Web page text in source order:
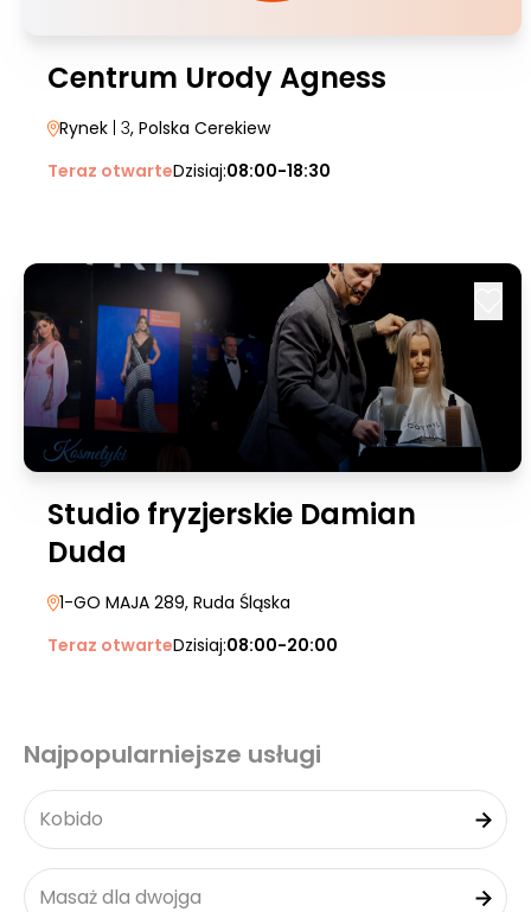
Centrum Urody Agness
Rynek | 3, Polska Cerekiew
Teraz otwarteDzisiaj:08:00-18:30
Studio fryzjerskie Damian
Duda
1-GO MAJA 289, Ruda Śląska
Teraz otwarteDzisiaj:08:00-20:00
Najpopularniejsze usługi
Kobido
Masaż dla dwojga